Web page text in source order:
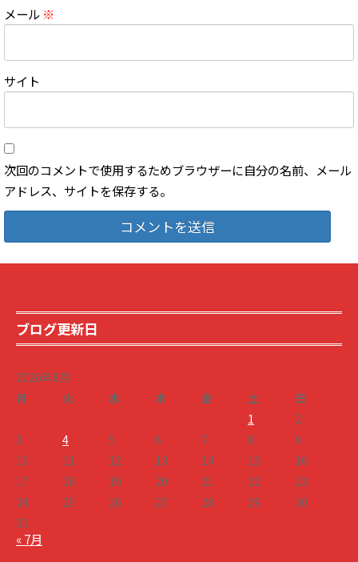
メール ※
サイト
次回のコメントで使用するためブラウザーに自分の名前、メール
アドレス、サイトを保存する。
ブログ更新日
2026年8月
月
火 水 木 金 土
日
1
2
3
4 5 6 7 8
9
10
11 12 13 14 15
16
17
18 19 20 21 22
23
24
25 26 27 28 29
30
31
« 7月